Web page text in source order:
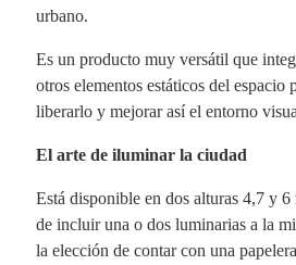
urbano.
Es un producto muy versátil que
otros elementos estáticos del espacio
liberarlo y mejorar así el entorno
El arte de iluminar la ciudad
Está disponible en dos alturas 4,7 y
de incluir una o dos luminarias a la
la elección de contar con una